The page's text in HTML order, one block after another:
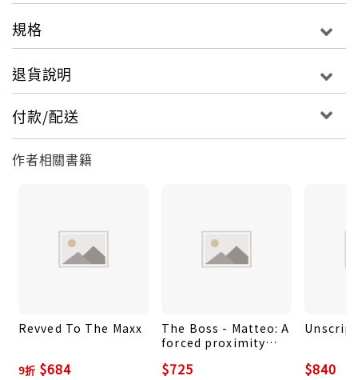
規格
退貨說明
付款/配送
作者相關書籍
Revved To The Maxx
9折 $684
The Boss - Matteo: A
forced proximity
$725 $840